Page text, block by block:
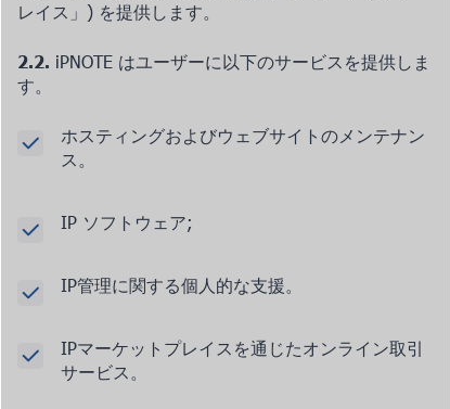
レイス」) を提供します。
2.2. iPNOTE はユーザーに以下のサービスを提供しま
す。
ホスティングおよびウェブサイトのメンテナン
ス。
IP ソフトウェア;
IP管理に関する個人的な支援。
IPマーケットプレイスを通じたオンライン取引
サービス。